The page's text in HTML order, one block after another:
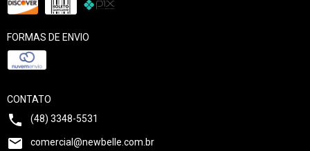
FORMAS DE ENVIO
CONTATO
(48) 3348-5531
comercial@newbelle.com.br